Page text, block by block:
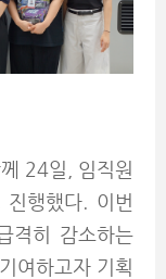
24일, 임직원
행했다. 이번
격히 감소하는
여하고자 기획